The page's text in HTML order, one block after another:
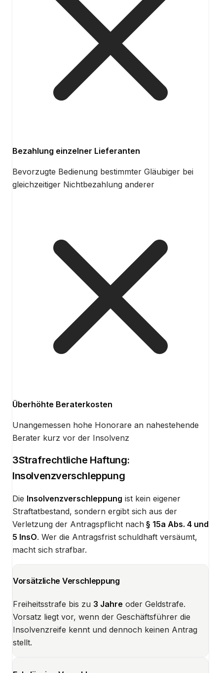
Bezahlung einzelner Lieferanten
Bevorzugte Bedienung bestimmter Gläubiger bei
gleichzeitiger Nichtbezahlung anderer
Überhöhte Beraterkosten
Unangemessen hohe Honorare an nahestehende
Berater kurz vor der Insolvenz
3Strafrechtliche Haftung:
Insolvenzverschleppung
Die Insolvenzverschleppung ist kein eigener
Straftatbestand, sondern ergibt sich aus der
Verletzung der Antragspflicht nach § 15a Abs. 4 und
5 InsO. Wer die Antragsfrist schuldhaft versäumt,
macht sich strafbar.
Vorsätzliche Verschleppung
Freiheitsstrafe bis zu 3 Jahre oder Geldstrafe.
Vorsatz liegt vor, wenn der Geschäftsführer die
Insolvenzreife kennt und dennoch keinen Antrag
stellt.